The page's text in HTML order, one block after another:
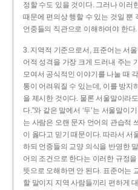
정할 수도 있을 것이다. 그러나 이러
때문에 편의상 행할 수 있는 것일 뿐
언중들의 직관으로 이해하여야 한다.
3. 지역적 기준으로서, 표준어는 서
어적 성격을 가장 크게 드러내 주는
모여서 공식적인 이야기를 나눌 때
통이 어려워질 수 있는데, 이를 방지
을 제시한 것이다. 물론 서울말이라
다.”와 같은 말에서 ‘두’는 서울말이
는 사람은 오랜 문자 언어의 관습적
이 옳다고 믿기 때문이다. 따라서 서
하되 언중들의 교양 의식을 반영한
어의 조건으로 한다는 이러한 규정
뜻으로 오해하면 안 된다. 표준어는
할 말이지 지역 사람들끼리 편하게